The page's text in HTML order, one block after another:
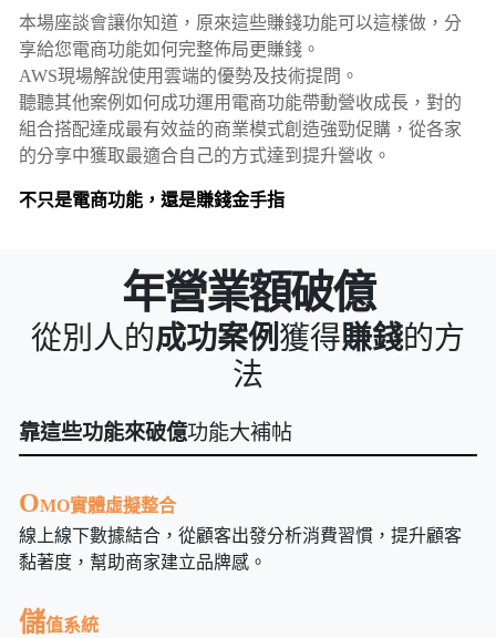
本場座談會讓你知道，原來這些賺錢功能可以這樣做，分
享給您電商功能如何完整佈局更賺錢。
AWS現場解說使用雲端的優勢及技術提問。
聽聽其他案例如何成功運用電商功能帶動營收成長，對的
組合搭配達成最有效益的商業模式創造強勁促購，從各家
的分享中獲取最適合自己的方式達到提升營收。
不只是電商功能，還是賺錢金手指
年營業額破億
從別人的成功案例獲得賺錢的方
法
靠這些功能來破億功能大補帖
OMO實體虛擬整合
線上線下數據結合，從顧客出發分析消費習慣，提升顧客
黏著度，幫助商家建立品牌感。
儲值系統